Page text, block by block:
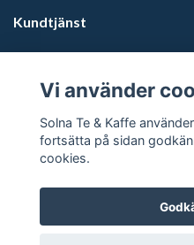
Kundtjänst
Sociala medier
Vi använder
Solna Te & Kaffe
fortsätta på sidan
cookies.